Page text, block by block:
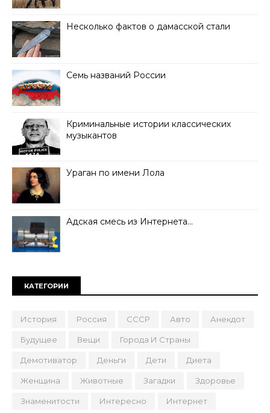
Несколько фактов о дамасской стали
Семь названий России
Криминальные истории классических
музыкантов
Ураган по имени Лола
Адская смесь из Интернета…
КАТЕГОРИИ
История Россия СССР Авто Анекдот
Будущее Вещи Города И Страны
Демотиватор Деньги Дети Диета
Женщина Животные Загадки Здоровье
Знаменитости Интересно Интернет